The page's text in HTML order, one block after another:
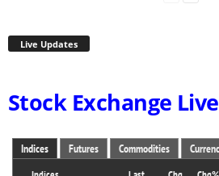
Live Updates
Stock Exchange Live